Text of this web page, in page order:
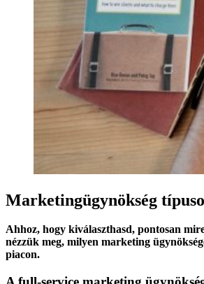
Marketingügynökség
Ahhoz, hogy kiválaszthasd, pontosan
nézzük meg, milyen marketing
piacon.